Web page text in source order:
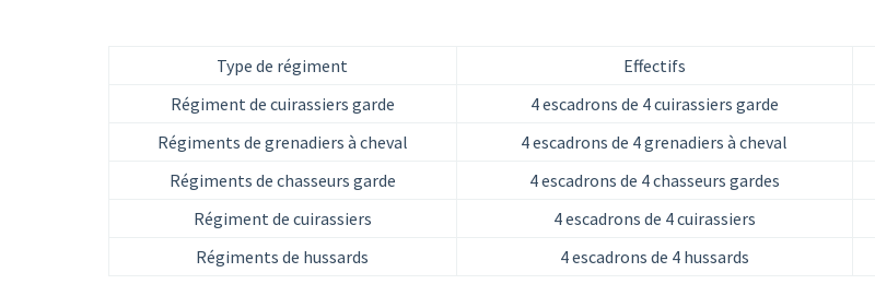
Type de régiment Effectifs
Régiment de cuirassiers garde
4 escadrons de 4 cuirassiers garde
Régiments de grenadiers à cheval
4 escadrons de 4 grenadiers à cheval
Régiments de chasseurs garde
4 escadrons de 4 chasseurs gardes
Régiment de cuirassiers
4 escadrons de 4 cuirassiers
Régiments de hussards
4 escadrons de 4 hussards